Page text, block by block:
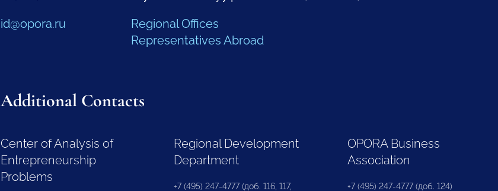
id@opora.ru
Regional Offices
Representatives Abroad
Additional Contacts
Center of Analysis of
Entrepreneurship
Problems
Regional Development
Department
+7 (495) 247-4777 (доб. 116, 117,
OPORA Business
Association
+7 (495) 247-4777 (доб. 124)